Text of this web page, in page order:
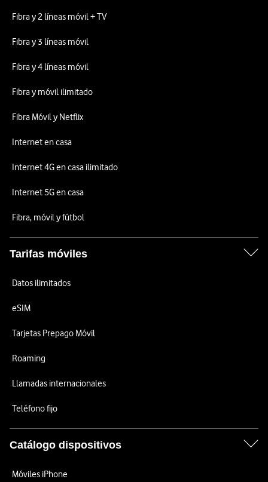
Fibra y 2 líneas móvil + TV
Fibra y 3 líneas móvil
Fibra y 4 líneas móvil
Fibra y móvil ilimitado
Fibra Móvil y Netflix
Internet en casa
Internet 4G en casa ilimitado
Internet 5G en casa
Fibra, móvil y fútbol
Tarifas móviles
Datos ilimitados
eSIM
Tarjetas Prepago Móvil
Roaming
Llamadas internacionales
Teléfono fijo
Catálogo dispositivos
Móviles iPhone